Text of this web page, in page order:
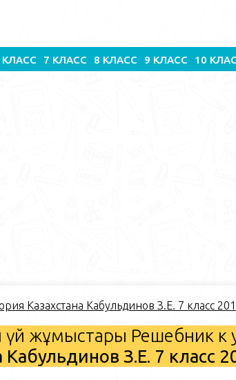
КЛАСС 7 КЛАСС 8 КЛАСС 9 КЛАСС 10
Казахстана Кабульдинов З.Е. 7 класс
жұмыстары Решебник к
Кабульдинов З.Е. 7 класс